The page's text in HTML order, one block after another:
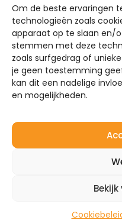
Om de beste ervaringen
technologieën zoals
apparaat op te slaan en/
stemmen met deze
zoals surfgedrag of
je geen toestemming
kan dit een nadelige
en mogelijkheden.
De Hoefkens 1 5707 AZ
Westelijke Havendijk 17E
0492-350309
©2026 –